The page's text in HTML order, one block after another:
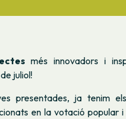
més innovadors i
juliol!
presentades, ja tenim els
en la votació popular